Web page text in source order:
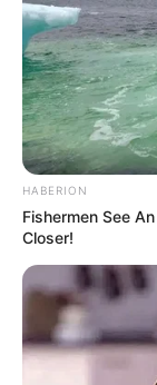
HABERION
Fishermen See
Closer!